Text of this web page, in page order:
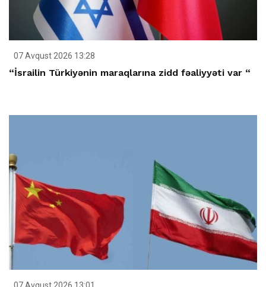
07 Avqust 2026 13:28
“İsrailin Türkiyənin maraqlarına zidd fəaliyyəti var “
07 Avqust 2026 13:01